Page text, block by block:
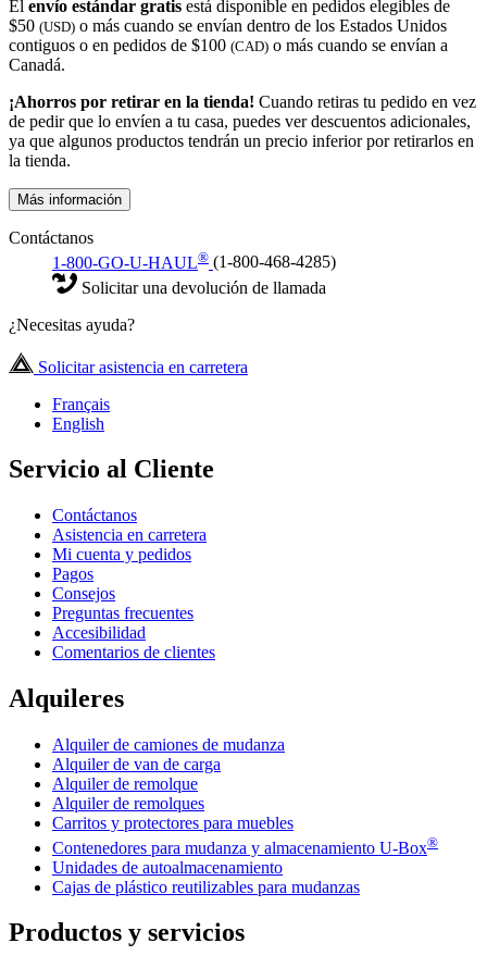
El envío estándar gratis está disponible en pedidos elegibles de
$50 (USD) o más cuando se envían dentro de los Estados Unidos
contiguos o en pedidos de $100 (CAD) o más cuando se envían a
Canadá.
¡Ahorros por retirar en la tienda! Cuando retiras tu pedido en vez
de pedir que lo envíen a tu casa, puedes ver descuentos adicionales,
ya que algunos productos tendrán un precio inferior por retirarlos en
la tienda.
Más información
Contáctanos
1-800-GO-U-HAUL® (1-800-468-4285)
Solicitar una devolución de llamada
¿Necesitas ayuda?
Solicitar asistencia en carretera
Français
English
Servicio al Cliente
Contáctanos
Asistencia en carretera
Mi cuenta y pedidos
Pagos
Consejos
Preguntas frecuentes
Accesibilidad
Comentarios de clientes
Alquileres
Alquiler de camiones de mudanza
Alquiler de van de carga
Alquiler de remolque
Alquiler de remolques
Carritos y protectores para muebles
Contenedores para mudanza y almacenamiento U-Box®
Unidades de autoalmacenamiento
Cajas de plástico reutilizables para mudanzas
Productos y servicios